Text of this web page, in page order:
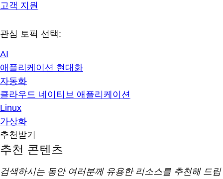
고객 지원
관심 토픽 선택:
AI
애플리케이션 현대화
자동화
클라우드 네이티브 애플리케이션
Linux
가상화
추천받기
추천 콘텐츠
검색하시는 동안 여러분께 유용한 리소스를 추천해 드립